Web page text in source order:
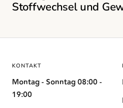
Stoffwechsel und
KONTAKT
Montag - Sonntag 08:00 -
19:00